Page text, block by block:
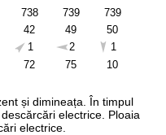
738
42
1
72
739
49
2
75
739
50
1
10
și dimineața. În timpul
electrice. Ploaia
electrice.